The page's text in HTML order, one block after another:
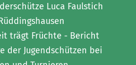
Luca Faulstich
trägt Früchte - Bericht
der Jugendschützen bei